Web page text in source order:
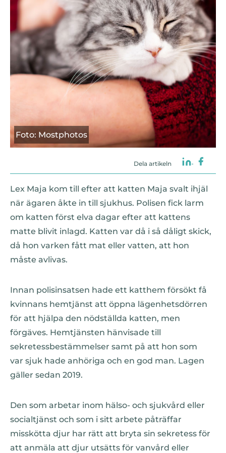
Foto: Mostphotos
Dela artikeln
Lex Maja kom till efter att katten Maja svalt ihjäl
när ägaren åkte in till sjukhus. Polisen fick larm
om katten först elva dagar efter att kattens
matte blivit inlagd. Katten var då i så dåligt skick,
då hon varken fått mat eller vatten, att hon
måste avlivas.
Innan polisinsatsen hade ett katthem försökt få
kvinnans hemtjänst att öppna lägenhetsdörren
för att hjälpa den nödställda katten, men
förgäves. Hemtjänsten hänvisade till
sekretessbestämmelser samt på att hon som
var sjuk hade anhöriga och en god man. Lagen
gäller sedan 2019.
Den som arbetar inom hälso- och sjukvård eller
socialtjänst och som i sitt arbete påträffar
misskötta djur har rätt att bryta sin sekretess för
att anmäla att djur utsätts för vanvård eller